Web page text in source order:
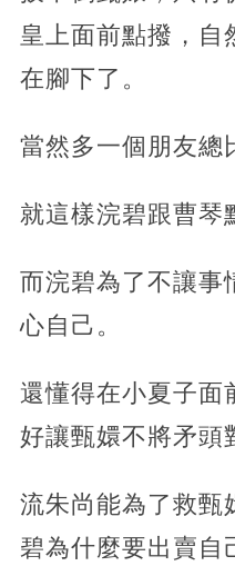
皇上面前點撥，自
在腳下了。
當然多一個朋友總
就這樣浣碧跟曹琴
而浣碧為了不讓事
心自己。
還懂得在小夏子面
好讓甄嬛不將矛頭
流朱尚能為了救甄
碧為什麼要出賣自